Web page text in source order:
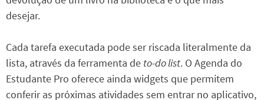
desejar.
Cada tarefa executada pode ser riscada literalmente da
lista, através da ferramenta de to-do list. O Agenda do
Estudante Pro oferece ainda widgets que permitem
conferir as próximas atividades sem entrar no aplicativo,